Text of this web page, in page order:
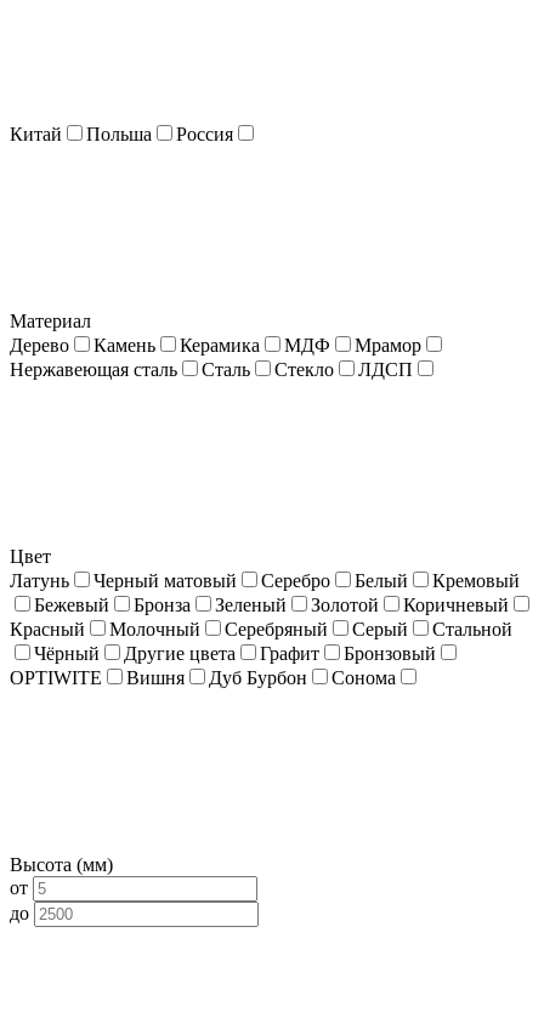
Китай Польша Россия
Материал
Дерево
Камень Керамика МДФ
Мрамор
Нержавеющая сталь
Сталь Стекло ЛДСП
Цвет
Латунь
Черный матовый Серебро Белый
Кремовый
Бежевый
Бронза Зеленый Золотой
Коричневый
Красный
Молочный Серебряный Серый
Стальной
Чёрный
Другие цвета Графит
Бронзовый
OPTIWITE
Вишня Дуб Бурбон Сонома
Высота (мм)
от
до